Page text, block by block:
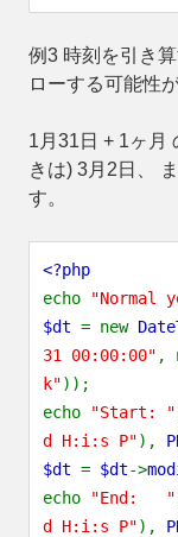
例3 時刻を引き
ローする可能性
1月31日 + 1ヶ月
きは) 3月2日、
す。
<?php
echo
"Normal
$dt = new
31 00:00:00" ,
k"));
echo
"Start: "
d H:i:s P"),
$dt = $dt->
echo
"End: "
d H:i:s P"),